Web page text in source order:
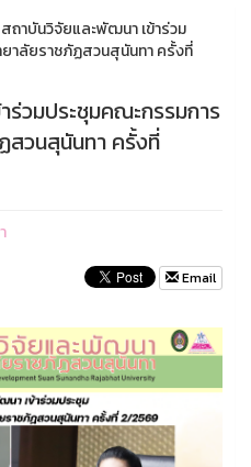
ถาบันวิจัยและพัฒนา เข้าร่วม
าลัยราชภัฏสวนสุนันทา ครั้งที่
วมประชุมคณะกรรมการ
สวนสุนันทา ครั้งที่
Email